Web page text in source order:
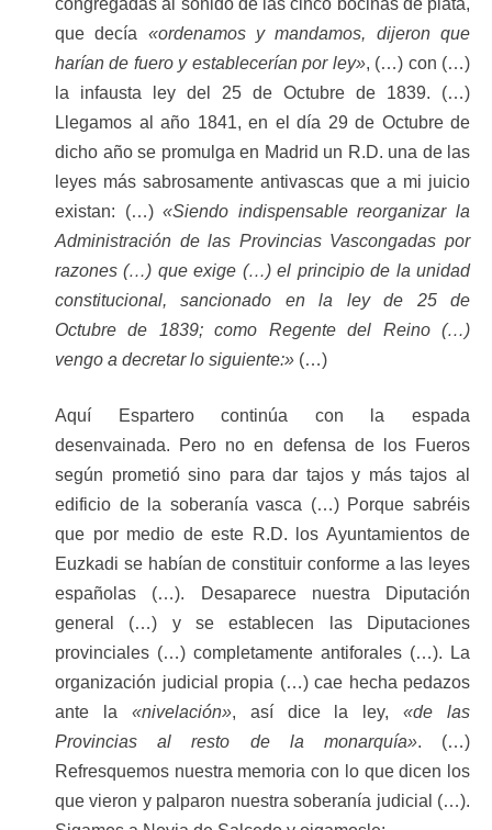
congregadas al sonido de las cinco bocinas de plata,
que decía «ordenamos y mandamos, dijeron que
harían de fuero y establecerían por ley», (…) con (…)
la infausta ley del 25 de Octubre de 1839. (…)
Llegamos al año 1841, en el día 29 de Octubre de
dicho año se promulga en Madrid un R.D. una de las
leyes más sabrosamente antivascas que a mi juicio
existan: (…)«Siendo indispensable reorganizar la
Administración de las Provincias Vascongadas por
razones (…) que exige (…) el principio de la unidad
constitucional, sancionado en la ley de 25 de
Octubre de 1839; como Regente del Reino (…)
vengo a decretar lo siguiente:» (…)
Aquí Espartero continúa con la espada
desenvainada. Pero no en defensa de los Fueros
según prometió sino para dar tajos y más tajos al
edificio de la soberanía vasca (…) Porque sabréis
que por medio de este R.D. los Ayuntamientos de
Euzkadi se habían de constituir conforme a las leyes
españolas (…). Desaparece nuestra Diputación
general (…) y se establecen las Diputaciones
provinciales (…) completamente antiforales (…). La
organización judicial propia (…) cae hecha pedazos
ante la «nivelación», así dice la ley,«de las
Provincias al resto de la monarquía». (…)
Refresquemos nuestra memoria con lo que dicen los
que vieron y palparon nuestra soberanía judicial (…).